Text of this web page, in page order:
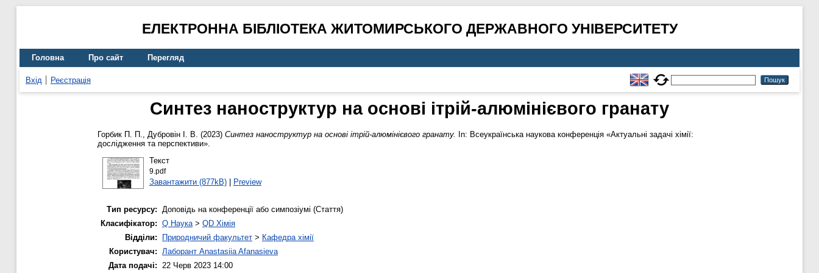
ЕЛЕКТРОННА БІБЛІОТЕКА ЖИТОМИРСЬКОГО ДЕРЖАВНОГО УНІВЕРСИТЕТУ
Головна Про сайт Перегляд
Вхід Реєстрація
Синтез наноструктур на основі ітрій-алюмінієвого гранату
Горбик П. П., Дубровін І. В. (2023) Синтез наноструктур на основі ітрій-алюмінієвого гранату.
In: Всеукраїнська наукова конференція «Актуальні задачі хімії:
дослідження та перспективи».
Текст
9.pdf
Завантажити (877kB)| Preview
Тип ресурсу: Доповідь на конференції або симпозіумі (Стаття)
Класифікатор: Q Наука> QD Хімія
Відділи:
Природничий факультет > Кафедра хімії
Користувач: Лаборант Anastasiia Afanasieva
Дата подачі: 22 Черв 2023 14:00